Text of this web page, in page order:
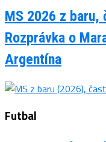
MS 2026 z
Rozprávka o
Argentína
Futbal